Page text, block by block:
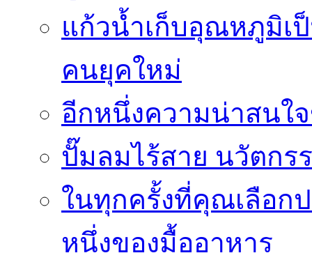
แก้วน้ำเก็บอุณหภูมิเ
คนยุคใหม่
อีกหนึ่งความน่าสนใ
ปั๊มลมไร้สาย นวัตก
ในทุกครั้งที่คุณเลือก
หนึ่งของมื้ออาหาร